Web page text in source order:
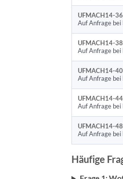
UFMACH14-36
Auf Anfrage bei
UFMACH14-38
Auf Anfrage bei
UFMACH14-40
Auf Anfrage bei
UFMACH14-44
Auf Anfrage bei
UFMACH14-48
Auf Anfrage bei
Häufige